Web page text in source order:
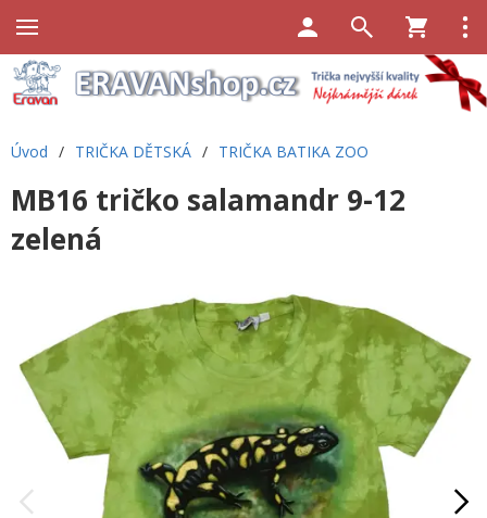
Úvod / TRIČKA DĚTSKÁ / TRIČKA BATIKA ZOO
MB16 tričko salamandr 9-12
zelená